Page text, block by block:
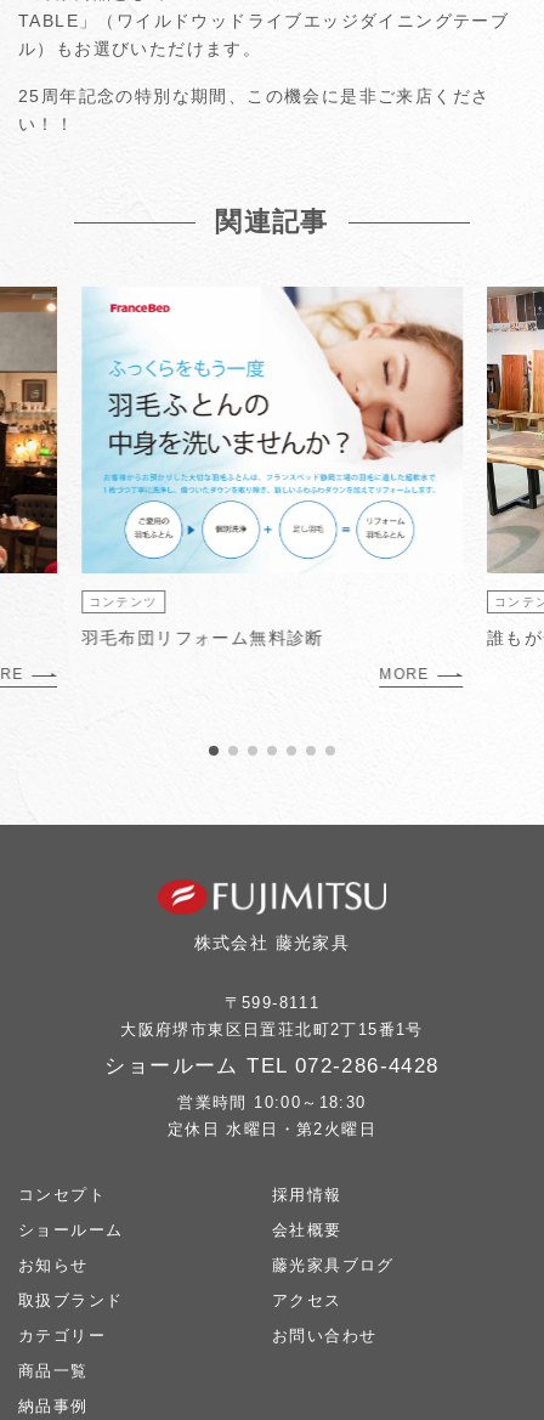
TABLE」（ワイルドウッドライブエッジダイニングテーブ
ル）もお選びいただけます。
25周年記念の特別な期間、この機会に是非ご来店くださ
い！！
関連記事
コンテンツ
羽毛布団リフォーム無料診断
MORE
コンテ
誰も
株式会社 藤光家具
〒599-8111
大阪府堺市東区日置荘北町2丁15番1号
ショールーム TEL 072-286-4428
営業時間 10:00～18:30
定休日 水曜日・第2火曜日
コンセプト
ショールーム
お知らせ
取扱ブランド
カテゴリー
商品一覧
納品事例
採用情報
会社概要
藤光家具ブログ
アクセス
お問い合わせ